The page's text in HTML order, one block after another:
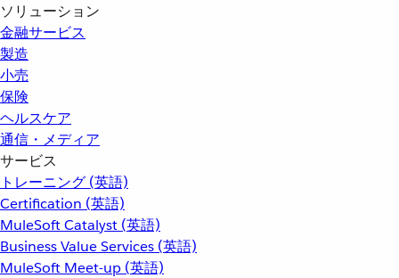
ソリューション
金融サービス
製造
小売
保険
ヘルスケア
通信・メディア
サービス
トレーニング (英語)
Certification (英語)
MuleSoft Catalyst (英語)
Business Value Services (英語)
MuleSoft Meet-up (英語)